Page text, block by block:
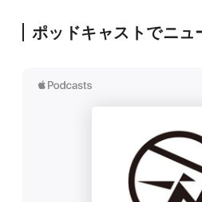
ポッドキャストでニュ